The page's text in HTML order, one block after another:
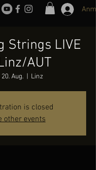
Strings LIVE
AUT
20. Aug. Linz
is closed
other events